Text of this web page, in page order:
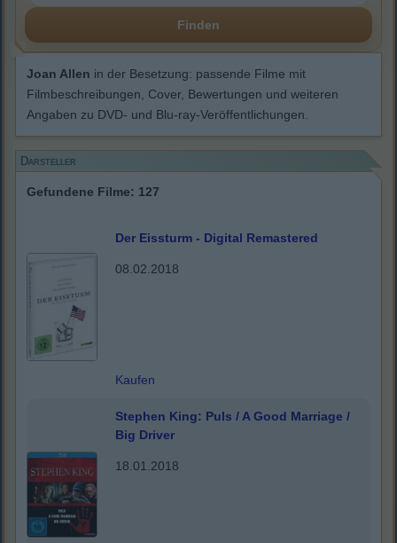
Finden
Joan Allen in der Besetzung: passende Filme mit
Filmbeschreibungen, Cover, Bewertungen und weiteren
Angaben zu DVD- und Blu-ray-Veröffentlichungen.
Darsteller
Gefundene Filme: 127
Der Eissturm - Digital Remastered
08.02.2018
Kaufen
Stephen King: Puls / A Good Marriage /
Big Driver
18.01.2018